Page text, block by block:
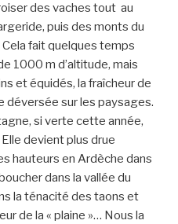
des vaches tout au
puis des monts du
fait quelques temps
1000 m d’altitude, mais
et équidés, la fraîcheur de
déversée sur les paysages.
si verte cette année,
devient plus drue
hauteurs en Ardèche dans
dans la vallée du
la ténacité des taons et
de la « plaine »… Nous la